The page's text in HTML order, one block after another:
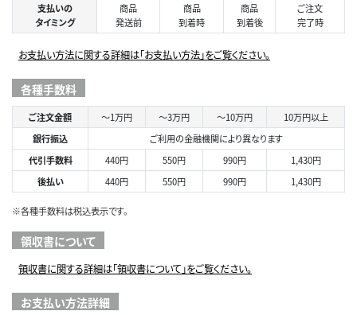
支払いの
タイミング
商品
発送前
商品
到着時
商品
到着後
ご注文
完了時
お支払い方法に関する詳細は「お支払い方法」をご覧ください。
各種手数料
ご注文金額 ～1万円 ～3万円 ～10万円
10万円以上
銀行振込
ご利用の金融機関により異なります
代引手数料
440円 550円 990円
1,430円
後払い
440円 550円 990円 1,430円
※各種手数料は税込表示です。
領収書について
領収書に関する詳細は「領収書について」をご覧ください。
お支払い方法詳細